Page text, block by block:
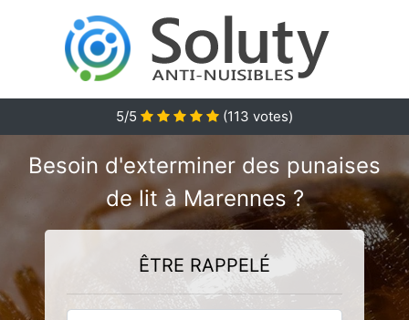
5/5 (113 votes)
Besoin d'exterminer des punaises
de lit à Marennes ?
ÊTRE RAPPELÉ